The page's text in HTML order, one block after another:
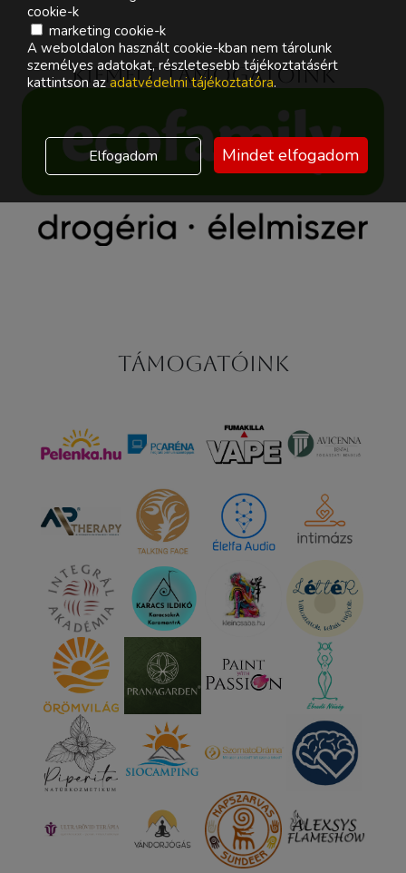
Kiemelt támogatóink
Támogatóink
cookie-k
marketing cookie-k
A weboldalon használt cookie-kban nem tárolunk
személyes adatokat, részletesebb tájékoztatásért
kattintson az adatvédelmi tájékoztatóra.
Elfogadom Mindet elfogadom